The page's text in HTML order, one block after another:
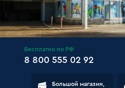
Бесплатно по РФ
8 800 555 02 92
Большой магазин,